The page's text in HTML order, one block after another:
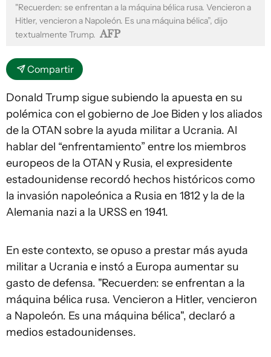
"Recuerden: se enfrentan a la máquina bélica rusa. Vencieron a
Hitler, vencieron a Napoleón. Es una máquina bélica”, dijo
textualmente Trump. AFP
Compartir
Donald Trump sigue subiendo la apuesta en su
polémica con el gobierno de Joe Biden y los aliados
de la OTAN sobre la ayuda militar a Ucrania. Al
hablar del “enfrentamiento” entre los miembros
europeos de la OTAN y Rusia, el expresidente
estadounidense recordó hechos históricos como
la invasión napoleónica a Rusia en 1812 y la de la
Alemania nazi a la URSS en 1941.
En este contexto, se opuso a prestar más ayuda
militar a Ucrania e instó a Europa aumentar su
gasto de defensa. "Recuerden: se enfrentan a la
máquina bélica rusa. Vencieron a Hitler, vencieron
a Napoleón. Es una máquina bélica", declaró a
medios estadounidenses.